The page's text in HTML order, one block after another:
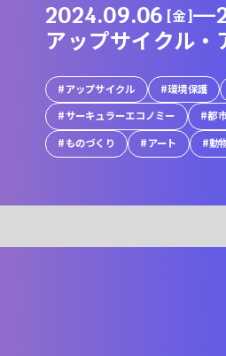
2024.09.06 [金]—
アップサイクル・
アップサイクル 環境保護
サーキュラーエコノミー
都
ものづくり
アート 動